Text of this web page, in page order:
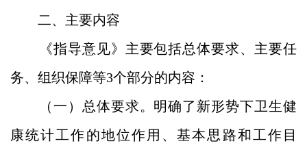
二、主要内容
《指导意见》主要包括总体要求、主要任
务、组织保障等3个部分的内容：
（一）总体要求。明确了新形势下卫生健
康统计工作的地位作用、基本思路和工作目